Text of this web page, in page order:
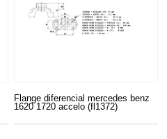
Flange diferencial mercedes benz
1620 1720 accelo (fl1372)